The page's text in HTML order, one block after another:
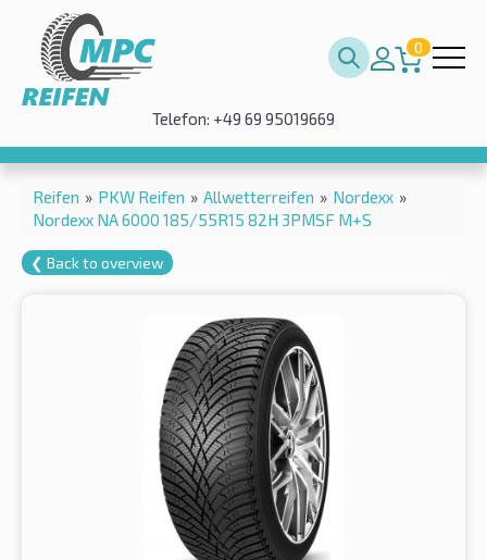
0
Telefon: +49 69 95019669
Reifen » PKW Reifen » Allwetterreifen » Nordexx »
Nordexx NA 6000 185/55R15 82H 3PMSF M+S
❮ Back to overview